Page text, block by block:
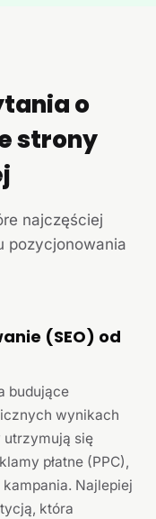
o
strony
najczęściej
pozycjonowania
(SEO) od
budujące
wynikach
się
płatne (PPC),
Najlepiej
która